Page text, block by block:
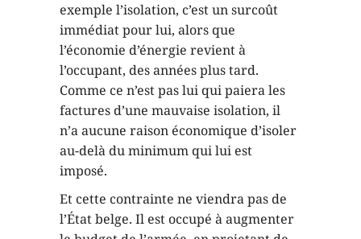
exemple l’isolation, c’est un surcoût
immédiat pour lui, alors que
l’économie d’énergie revient à
l’occupant, des années plus tard.
Comme ce n’est pas lui qui paiera les
factures d’une mauvaise isolation, il
n’a aucune raison économique d’isoler
au-delà du minimum qui lui est
imposé.
Et cette contrainte ne viendra pas de
l’État belge. Il est occupé à augmenter